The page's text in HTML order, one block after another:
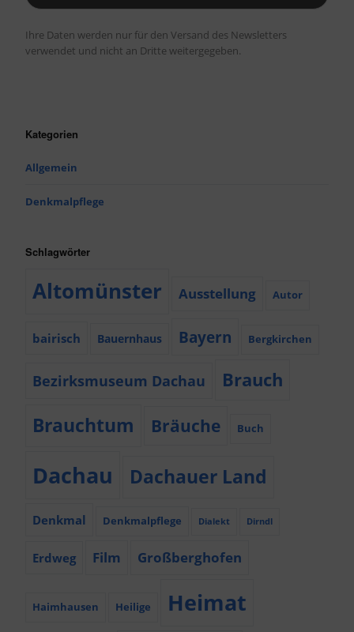
Ihre Daten werden nur für den Versand des Newsletters
verwendet und nicht an Dritte weitergegeben.
Kategorien
Allgemein
Denkmalpflege
Schlagwörter
Altomünster Ausstellung Autor
bairisch Bauernhaus Bayern Bergkirchen
Bezirksmuseum Dachau Brauch
Brauchtum Bräuche Buch
Dachau Dachauer Land
Denkmal Denkmalpflege Dialekt Dirndl
Erdweg Film Großberghofen
Haimhausen Heilige Heimat